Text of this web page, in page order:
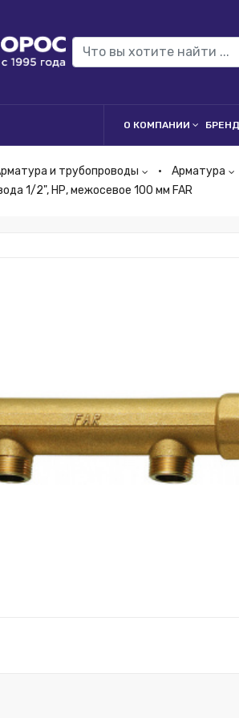
О КОМПАНИИ
и трубопроводы Арматура
1/2", НР, межосевое 100 мм FAR